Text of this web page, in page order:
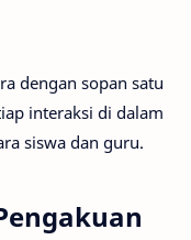
dengan sopan satu
interaksi di dalam
siswa dan guru.